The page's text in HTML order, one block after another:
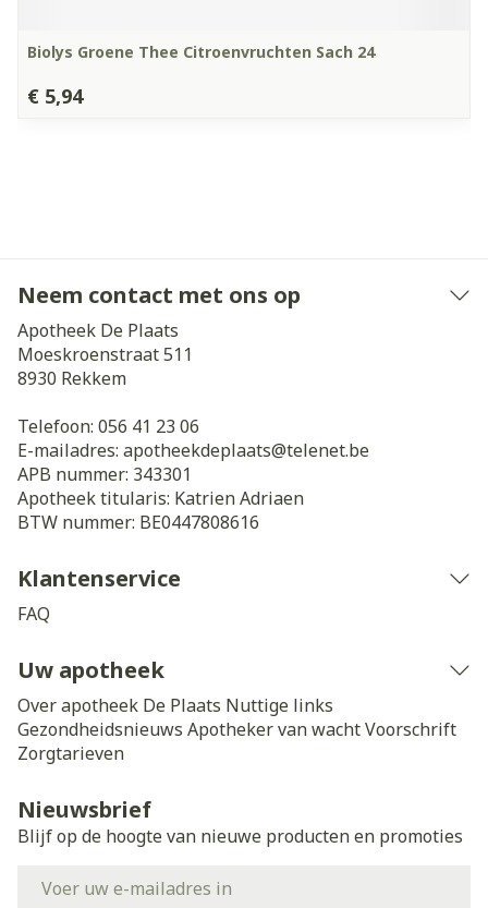
Biolys Groene Thee Citroenvruchten Sach 24
€ 5,94
Neem contact met ons op
Apotheek De Plaats
Moeskroenstraat 511
8930 Rekkem
Telefoon: 056 41 23 06
E-mailadres: apotheekdeplaats@telenet.be
APB nummer: 343301
Apotheek titularis: Katrien Adriaen
BTW nummer: BE0447808616
Klantenservice
FAQ
Uw apotheek
Over apotheek De Plaats Nuttige links
Gezondheidsnieuws Apotheker van wachtVoorschrift
Zorgtarieven
Nieuwsbrief
Blijf op de hoogte van nieuwe producten en promoties